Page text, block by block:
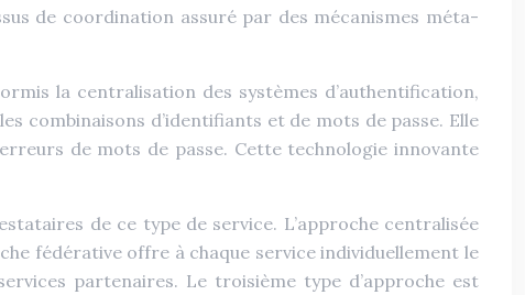
de coordination assuré par des mécanismes méta-
la centralisation des systèmes d’authentification,
combinaisons d’identifiants et de mots de passe. Elle
de mots de passe. Cette technologie innovante
de ce type de service. L’approche centralisée
fédérative offre à chaque service individuellement le
partenaires. Le troisième type d’approche est